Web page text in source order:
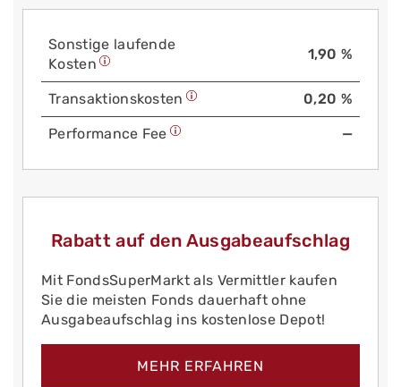
Sonstige laufende
Kosten
1,90 %
Trans­aktions­kosten 0,20 %
Performance Fee —
Rabatt auf den Ausgabeaufschlag
Mit FondsSuperMarkt als Vermittler kaufen
Sie die meisten Fonds dauerhaft ohne
Ausgabeaufschlag ins kostenlose Depot!
MEHR ERFAHREN